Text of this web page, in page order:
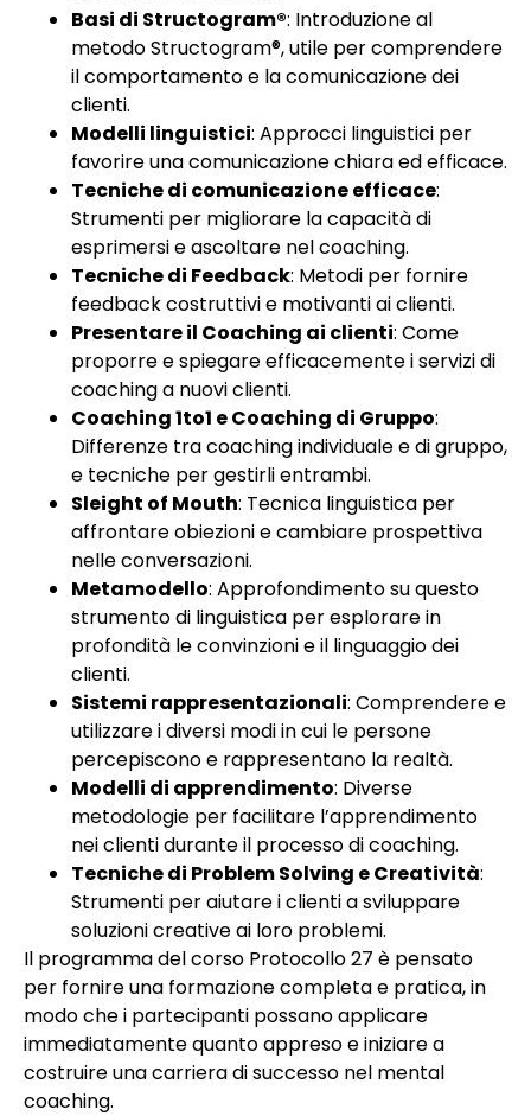
Basi di Structogram®: Introduzione al
metodo Structogram®, utile per comprendere
il comportamento e la comunicazione dei
clienti.
Modelli linguistici: Approcci linguistici per
favorire una comunicazione chiara ed efficace.
Tecniche di comunicazione efficace:
Strumenti per migliorare la capacità di
esprimersi e ascoltare nel coaching.
Tecniche di Feedback: Metodi per fornire
feedback costruttivi e motivanti ai clienti.
Presentare il Coaching ai clienti: Come
proporre e spiegare efficacemente i servizi di
coaching a nuovi clienti.
Coaching 1to1 e Coaching di Gruppo:
Differenze tra coaching individuale e di gruppo,
e tecniche per gestirli entrambi.
Sleight of Mouth: Tecnica linguistica per
affrontare obiezioni e cambiare prospettiva
nelle conversazioni.
Metamodello: Approfondimento su questo
strumento di linguistica per esplorare in
profondità le convinzioni e il linguaggio dei
clienti.
Sistemi rappresentazionali: Comprendere e
utilizzare i diversi modi in cui le persone
percepiscono e rappresentano la realtà.
Modelli di apprendimento: Diverse
metodologie per facilitare l’apprendimento
nei clienti durante il processo di coaching.
Tecniche di Problem Solving e Creatività:
Strumenti per aiutare i clienti a sviluppare
soluzioni creative ai loro problemi.
Il programma del corso Protocollo 27 è pensato
per fornire una formazione completa e pratica, in
modo che i partecipanti possano applicare
immediatamente quanto appreso e iniziare a
costruire una carriera di successo nel mental
coaching.